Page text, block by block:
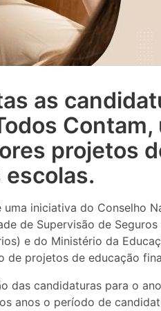
as
projetos
iniciativa do Conselho
de Supervisão de
e do Ministério da
de projetos de educação
das candidaturas para o
anos o período de